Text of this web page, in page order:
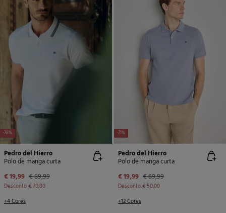
-78%
Pedro del Hierro
Polo de manga curta
€ 19,99 € 89,99
Desconto€ 70,00
+4 Cores
-71%
Pedro del Hierro
Polo de manga curta
€ 19,99 € 69,99
Desconto€ 50,00
+12 Cores